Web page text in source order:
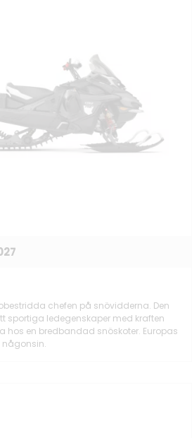
chefen på snövidderna. Den
sportiga ledegenskaper med kraften
hos en bredbandad snöskoter. Europas
någonsin.